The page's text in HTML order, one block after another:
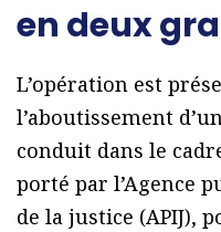
en deux
L’opération est
l’aboutissement
conduit dans le
porté par l’Agence
de la justice (APIJ),